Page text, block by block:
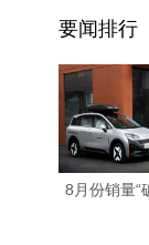
要闻排行
8月份销量“